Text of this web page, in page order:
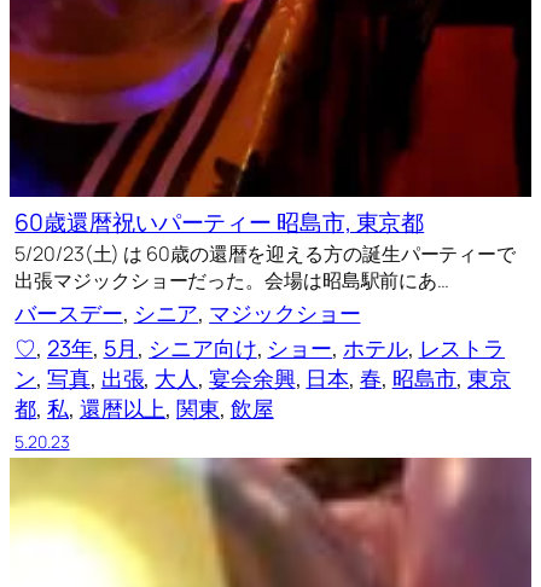
60歳還暦祝いパーティー 昭島市, 東京都
5/20/23(土) は 60歳の還暦を迎える方の誕生パーティーで
出張マジックショーだった。会場は昭島駅前にあ…
バースデー, シニア, マジックショー
♡, 23年, 5月, シニア向け, ショー, ホテル, レストラ
ン, 写真, 出張, 大人, 宴会余興, 日本, 春, 昭島市, 東京
都, 私, 還暦以上, 関東, 飲屋
5.20.23